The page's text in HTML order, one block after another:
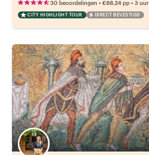
30 beoordelingen • €88.24 pp • 3 uur
CITY HIGHLIGHT TOUR DIRECT BEVESTIGD